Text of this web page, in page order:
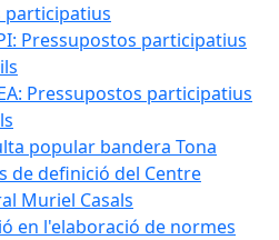
participatius
Pressupostos participatius
Pressupostos participatius
popular bandera Tona
de definició del Centre
Muriel Casals
en l'elaboració de normes